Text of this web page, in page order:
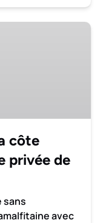
côte
privée de
sans
avec